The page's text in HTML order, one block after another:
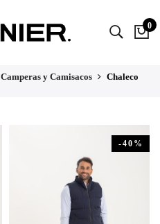
0
Camperas y Camisacos
Chaleco
-40%